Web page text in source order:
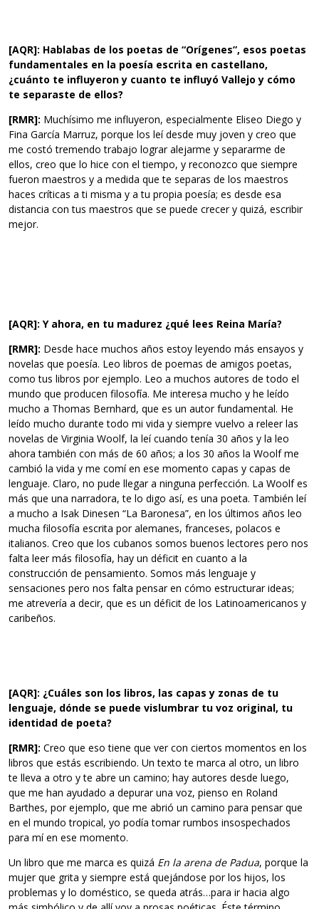
[AQR]: Hablabas de los poetas de “Orígenes”, esos poetas
fundamentales en la poesía escrita en castellano,
¿cuánto te influyeron y cuanto te influyó Vallejo y cómo
te separaste de ellos?
[RMR]: Muchísimo me influyeron, especialmente Eliseo Diego y
Fina García Marruz, porque los leí desde muy joven y creo que
me costó tremendo trabajo lograr alejarme y separarme de
ellos, creo que lo hice con el tiempo, y reconozco que siempre
fueron maestros y a medida que te separas de los maestros
haces críticas a ti misma y a tu propia poesía; es desde esa
distancia con tus maestros que se puede crecer y quizá, escribir
mejor.
[AQR]: Y ahora, en tu madurez ¿qué lees Reina María?
[RMR]: Desde hace muchos años estoy leyendo más ensayos y
novelas que poesía. Leo libros de poemas de amigos poetas,
como tus libros por ejemplo. Leo a muchos autores de todo el
mundo que producen filosofía. Me interesa mucho y he leído
mucho a Thomas Bernhard, que es un autor fundamental. He
leído mucho durante todo mi vida y siempre vuelvo a releer las
novelas de Virginia Woolf, la leí cuando tenía 30 años y la leo
ahora también con más de 60 años; a los 30 años la Woolf me
cambió la vida y me comí en ese momento capas y capas de
lenguaje. Claro, no pude llegar a ninguna perfección. La Woolf es
más que una narradora, te lo digo así, es una poeta. También leí
a mucho a Isak Dinesen “La Baronesa”, en los últimos años leo
mucha filosofía escrita por alemanes, franceses, polacos e
italianos. Creo que los cubanos somos buenos lectores pero nos
falta leer más filosofía, hay un déficit en cuanto a la
construcción de pensamiento. Somos más lenguaje y
sensaciones pero nos falta pensar en cómo estructurar ideas;
me atrevería a decir, que es un déficit de los Latinoamericanos y
caribeños.
[AQR]: ¿Cuáles son los libros, las capas y zonas de tu
lenguaje, dónde se puede vislumbrar tu voz original, tu
identidad de poeta?
[RMR]: Creo que eso tiene que ver con ciertos momentos en los
libros que estás escribiendo. Un texto te marca al otro, un libro
te lleva a otro y te abre un camino; hay autores desde luego,
que me han ayudado a depurar una voz, pienso en Roland
Barthes, por ejemplo, que me abrió un camino para pensar que
en el mundo tropical, yo podía tomar rumbos insospechados
para mí en ese momento.
Un libro que me marca es quizá En la arena de Padua, porque la
mujer que grita y siempre está quejándose por los hijos, los
problemas y lo doméstico, se queda atrás…para ir hacia algo